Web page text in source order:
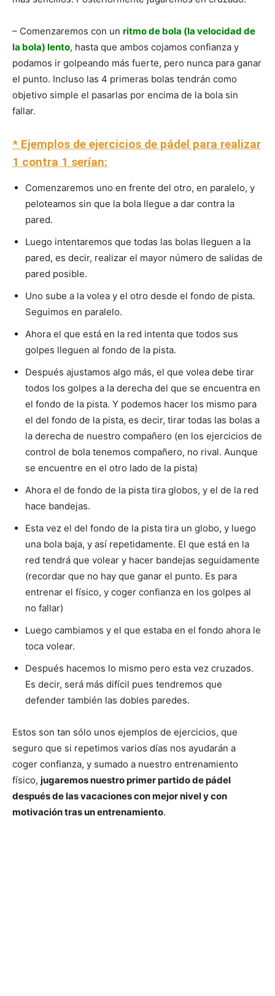
– Comenzaremos con un ritmo de bola (la velocidad de
la bola) lento, hasta que ambos cojamos confianza y
podamos ir golpeando más fuerte, pero nunca para ganar
el punto. Incluso las 4 primeras bolas tendrán como
objetivo simple el pasarlas por encima de la bola sin
fallar.
* Ejemplos de ejercicios de pádel para realizar
1 contra 1 serían:
Comenzaremos uno en frente del otro, en paralelo, y
peloteamos sin que la bola llegue a dar contra la
pared.
Luego intentaremos que todas las bolas lleguen a la
pared, es decir, realizar el mayor número de salidas de
pared posible.
Uno sube a la volea y el otro desde el fondo de pista.
Seguimos en paralelo.
Ahora el que está en la red intenta que todos sus
golpes lleguen al fondo de la pista.
Después ajustamos algo más, el que volea debe tirar
todos los golpes a la derecha del que se encuentra en
el fondo de la pista. Y podemos hacer los mismo para
el del fondo de la pista, es decir, tirar todas las bolas a
la derecha de nuestro compañero (en los ejercicios de
control de bola tenemos compañero, no rival. Aunque
se encuentre en el otro lado de la pista)
Ahora el de fondo de la pista tira globos, y el de la red
hace bandejas.
Esta vez el del fondo de la pista tira un globo, y luego
una bola baja, y así repetidamente. El que está en la
red tendrá que volear y hacer bandejas seguidamente
(recordar que no hay que ganar el punto. Es para
entrenar el físico, y coger confianza en los golpes al
no fallar)
Luego cambiamos y el que estaba en el fondo ahora le
toca volear.
Después hacemos lo mismo pero esta vez cruzados.
Es decir, será más difícil pues tendremos que
defender también las dobles paredes.
Estos son tan sólo unos ejemplos de ejercicios, que
seguro que si repetimos varios días nos ayudarán a
coger confianza, y sumado a nuestro entrenamiento
físico, jugaremos nuestro primer partido de pádel
después de las vacaciones con mejor nivel y con
motivación tras un entrenamiento.